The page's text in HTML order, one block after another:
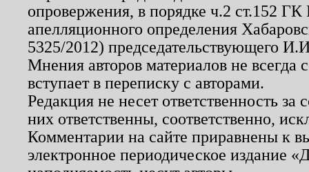
опровержения, в порядке ч.2 ст.152
апелляционного определения
5325/2012) председательствующего
Мнения авторов материалов не
вступает в переписку с авторами.
Редакция не несет ответственность
них ответственны, соответственно,
Комментарии на сайте приравнены к
электронное периодическое издание